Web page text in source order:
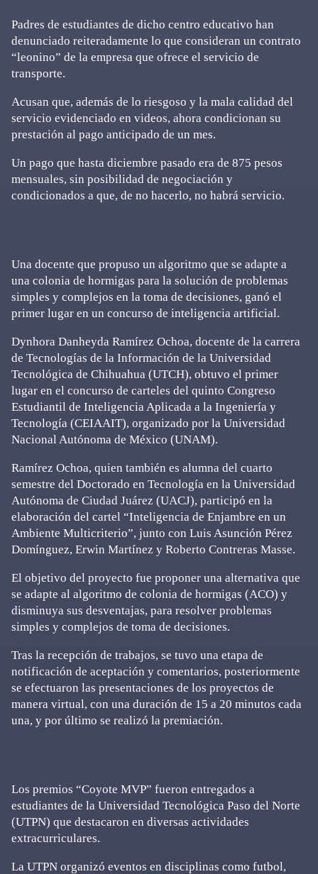
Padres de estudiantes de dicho centro educativo han
denunciado reiteradamente lo que consideran un contrato
“leonino” de la empresa que ofrece el servicio de
transporte.
Acusan que, además de lo riesgoso y la mala calidad del
servicio evidenciado en videos, ahora condicionan su
prestación al pago anticipado de un mes.
Un pago que hasta diciembre pasado era de 875 pesos
mensuales, sin posibilidad de negociación y
condicionados a que, de no hacerlo, no habrá servicio.
Una docente que propuso un algoritmo que se adapte a
una colonia de hormigas para la solución de problemas
simples y complejos en la toma de decisiones, ganó el
primer lugar en un concurso de inteligencia artificial.
Dynhora Danheyda Ramírez Ochoa, docente de la carrera
de Tecnologías de la Información de la Universidad
Tecnológica de Chihuahua (UTCH), obtuvo el primer
lugar en el concurso de carteles del quinto Congreso
Estudiantil de Inteligencia Aplicada a la Ingeniería y
Tecnología (CEIAAIT), organizado por la Universidad
Nacional Autónoma de México (UNAM).
Ramírez Ochoa, quien también es alumna del cuarto
semestre del Doctorado en Tecnología en la Universidad
Autónoma de Ciudad Juárez (UACJ), participó en la
elaboración del cartel “Inteligencia de Enjambre en un
Ambiente Multicriterio”, junto con Luis Asunción Pérez
Domínguez, Erwin Martínez y Roberto Contreras Masse.
El objetivo del proyecto fue proponer una alternativa que
se adapte al algoritmo de colonia de hormigas (ACO) y
disminuya sus desventajas, para resolver problemas
simples y complejos de toma de decisiones.
Tras la recepción de trabajos, se tuvo una etapa de
notificación de aceptación y comentarios, posteriormente
se efectuaron las presentaciones de los proyectos de
manera virtual, con una duración de 15 a 20 minutos cada
una, y por último se realizó la premiación.
Los premios “Coyote MVP” fueron entregados a
estudiantes de la Universidad Tecnológica Paso del Norte
(UTPN) que destacaron en diversas actividades
extracurriculares.
La UTPN organizó eventos en disciplinas como futbol,